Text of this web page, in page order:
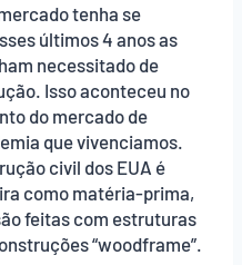
tenha se
últimos 4 anos as
necessitado de
Isso aconteceu no
do mercado de
que vivenciamos.
civil dos EUA é
como matéria-prima,
feitas com estruturas
“woodframe”.